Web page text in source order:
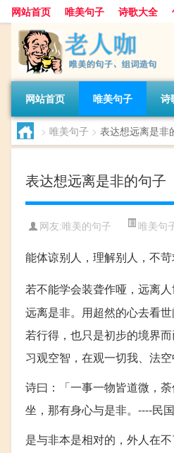
网站首页 唯美句子 诗歌大全
网站首页 唯美句子 诗
> 唯美句子 > 表达想远离是非
表达想远离是非的句子
网友:唯美的句子 唯美句
能体谅别人，理解别人，不
若不能学会装聋作哑，远离
远离是非。用超然的心去看
若行得，也只是初步的境界
习观空智，在观一切我、法
诗曰：「一事一物皆道微，
坐，那有身心与是非。----民
是与非本是相对的，外人在